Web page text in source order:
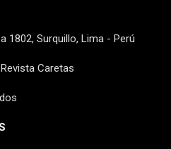
1802, Surquillo, Lima - Perú
Caretas